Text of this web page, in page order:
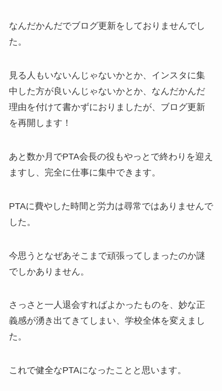
なんだかんだでブログ更新をしておりませんでし
た。
見る人もいないんじゃないかとか、インスタに集
中した方が良いんじゃないかとか、なんだかんだ
理由を付けて書かずにおりましたが、ブログ更新
を再開します！
あと数か月でPTA会長の役もやっとで終わりを迎え
ますし、完全に仕事に集中できます。
PTAに費やした時間と労力は尋常ではありませんで
した。
今思うとなぜあそこまで頑張ってしまったのか謎
でしかありません。
さっさと一人退会すればよかったものを、妙な正
義感が湧き出てきてしまい、学校全体を変えまし
た。
これで健全なPTAになったことと思います。